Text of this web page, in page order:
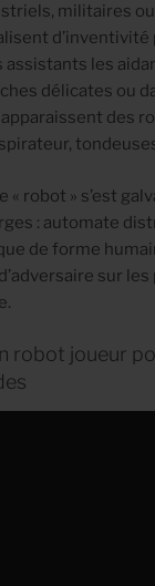
militaires
d’inventivité
les
délicates ou
des
« robot » s’est
: automate
de forme
sur
robot joueur